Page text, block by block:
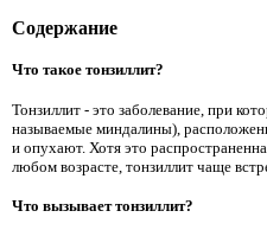
Содержание
Что такое тонзиллит?
Тонзиллит - это заболевание, при
называемые миндалины),
и опухают. Хотя это
любом возрасте, тонзиллит чаще
Что вызывает тонзиллит?